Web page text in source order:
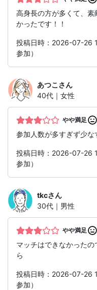
高身長の方が多くて、
かったです！！
投稿日時：2026-07-26
参加）
あつこ さん
40代｜女性
やや満足
参加人数が多すぎず少な
投稿日時：2026-07-26
参加）
tkcさん
30代｜男性
やや満足
マッチはできなかった
ら
投稿日時：2026-07-26
参加）